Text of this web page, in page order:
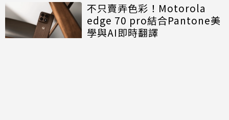
不只賣弄色彩！Motorola
edge 70 pro結合Pantone美
學與AI即時翻譯